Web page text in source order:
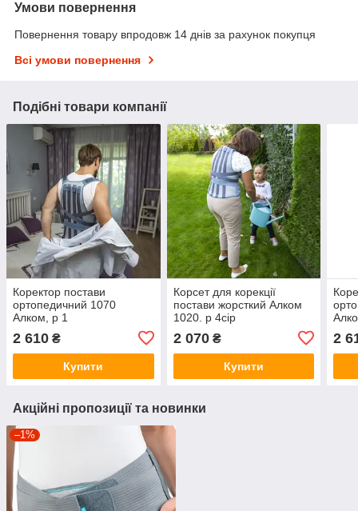
Умови повернення
Повернення товару впродовж 14 днів за рахунок покупця
Всі умови повернення
Подібні товари компанії
Коректор постави
ортопедичний 1070
Алком, р 1
2 610 ₴
Купити
Корсет для корекції
постави жорсткий Алком
1020. р 4сір
2 070₴
Купити
2
Акційні пропозиції та новинки
–1%